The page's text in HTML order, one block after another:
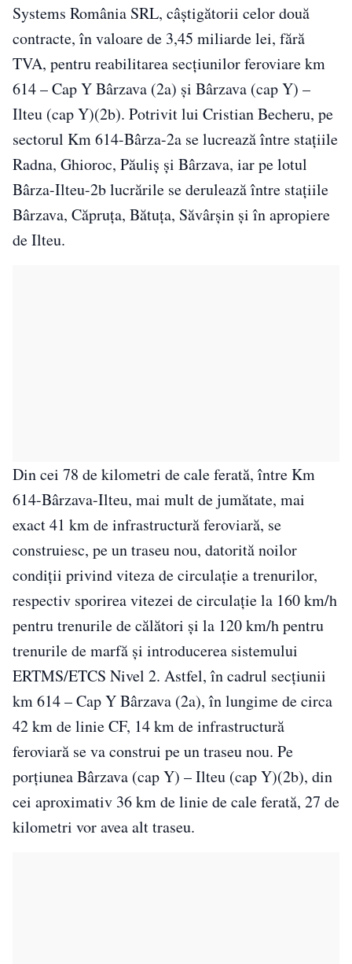
Systems România SRL, câştigătorii celor două
contracte, în valoare de 3,45 miliarde lei, fără
TVA, pentru reabilitarea secţiunilor feroviare km
614 – Cap Y Bârzava (2a) şi Bârzava (cap Y) –
Ilteu (cap Y)(2b). Potrivit lui Cristian Becheru, pe
sectorul Km 614-Bârza-2a se lucrează între staţiile
Radna, Ghioroc, Păuliş şi Bârzava, iar pe lotul
Bârza-Ilteu-2b lucrările se derulează între staţiile
Bârzava, Căpruţa, Bătuţa, Săvârşin şi în apropiere
de Ilteu.
Din cei 78 de kilometri de cale ferată, între Km
614-Bârzava-Ilteu, mai mult de jumătate, mai
exact 41 km de infrastructură feroviară, se
construiesc, pe un traseu nou, datorită noilor
condiţii privind viteza de circulaţie a trenurilor,
respectiv sporirea vitezei de circulație la 160 km/h
pentru trenurile de călători și la 120 km/h pentru
trenurile de marfă și introducerea sistemului
ERTMS/ETCS Nivel 2. Astfel, în cadrul secţiunii
km 614 – Cap Y Bârzava (2a), în lungime de circa
42 km de linie CF, 14 km de infrastructură
feroviară se va construi pe un traseu nou. Pe
porţiunea Bârzava (cap Y) – Ilteu (cap Y)(2b), din
cei aproximativ 36 km de linie de cale ferată, 27 de
kilometri vor avea alt traseu.